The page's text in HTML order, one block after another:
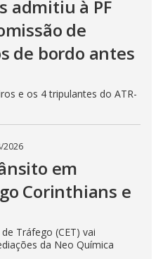
admitiu à PF
de
de bordo antes
e os 4 tripulantes do ATR-
2026
em
Corinthians e
Tráfego (CET) vai
da Neo Química